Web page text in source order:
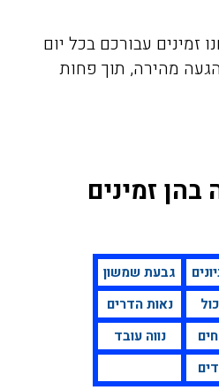
זמינים עבורכם בכל יום
מהירה, תוך פחות
בהן זמינים
גבעת שמשון
נאות הדרים
נווה עובד